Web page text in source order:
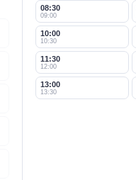
08:30
09:00
10:00
10:30
11:30
12:00
13:00
13:30